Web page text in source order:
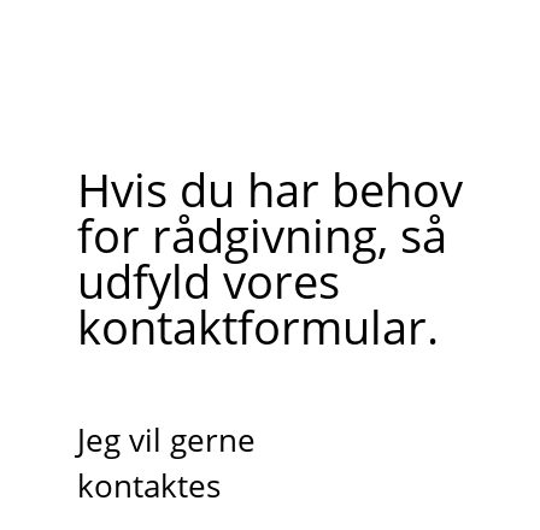
Hvis du har behov
for rådgivning, så
udfyld vores
kontaktformular.
Jeg vil gerne
kontaktes